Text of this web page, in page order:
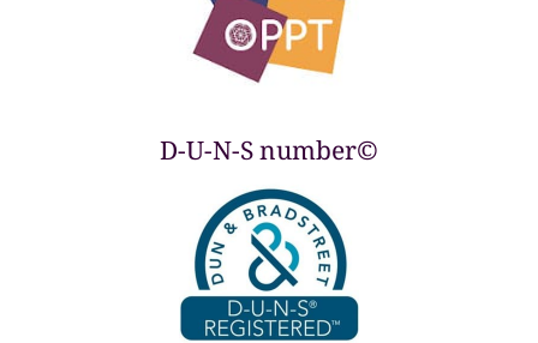
D-U-N-S number©